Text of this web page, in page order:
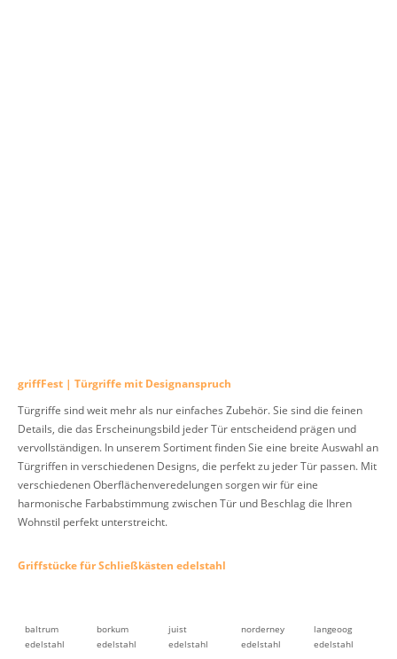
griffFest | Türgriffe mit Designanspruch
Türgriffe sind weit mehr als nur einfaches Zubehör. Sie sind die feinen
Details, die das Erscheinungsbild jeder Tür entscheidend prägen und
vervollständigen. In unserem Sortiment finden Sie eine breite Auswahl an
Türgriffen in verschiedenen Designs, die perfekt zu jeder Tür passen. Mit
verschiedenen Oberflächenveredelungen sorgen wir für eine
harmonische Farbabstimmung zwischen Tür und Beschlag die Ihren
Wohnstil perfekt unterstreicht.
Griffstücke für Schließkästen edelstahl
baltrum
edelstahl
borkum
edelstahl
juist
edelstahl
norderney
edelstahl
langeoog
edelstahl